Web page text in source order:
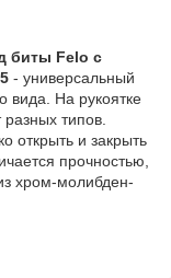
биты Felo с
- универсальный
вида. На рукоятке
типов.
открыть и закрыть
прочностью,
хром-молибден-